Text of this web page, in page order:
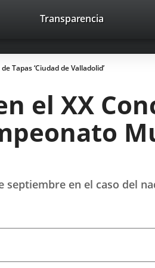
avaHeaderSocial
Link
external
application.
Link
external
application.
Link
external
application.
Search
Transparencia
Tapas ‘Ciudad de Valladolid’
el XX
en el caso del